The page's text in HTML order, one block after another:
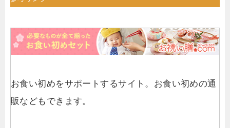
お食い初めをサポートするサイト。お食い初めの通
販などもできます。